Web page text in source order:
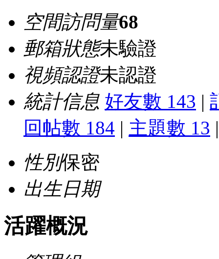
空間訪問量68
郵箱狀態未驗證
視頻認證未認證
統計信息 好友數 143 |
回帖數 184 | 主題數 13 |
性別保密
出生日期
活躍概況